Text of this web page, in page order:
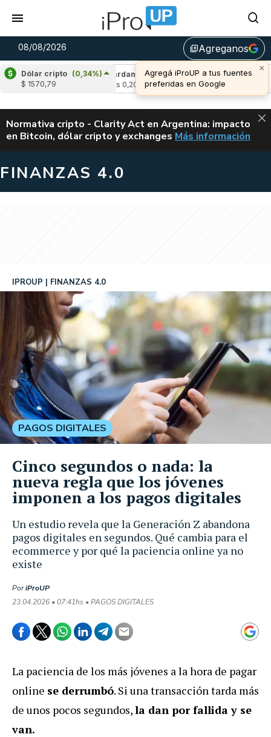
08/08/2026 library_addAgreganos
×
Agregá iProUP a tus fuentes
preferidas en Google
Dólar cripto (0,34%)
$ 1570,79
Cardano (-0,55%)
u$s 0,20
Avalanche
u$s 6,53
ALERTA
Normativa cripto - Clarity Act en Argentina: impacto
en Bitcoin, dólar cripto y exchanges CLARITY ACT EN
Más información
FINANZAS 4.0
Un estudio revela que la Generación Z abandona
pagos digitales en segundos. Qué cambia para el
ecommerce y por qué la paciencia online ya no
existe
IPROUP FINANZAS 4.0
PoriProUP
23.04.2026 • 07:41hs • PAGOS DIGITALES
PAGOS DIGITALES
Cinco segundos o nada: la
nueva regla que los jóvenes
imponen a los pagos digitales
La paciencia de los más jóvenes a la hora de pagar
online se derrumbó. Si una transacción tarda más
de unos pocos segundos,la dan por fallida y se
van.